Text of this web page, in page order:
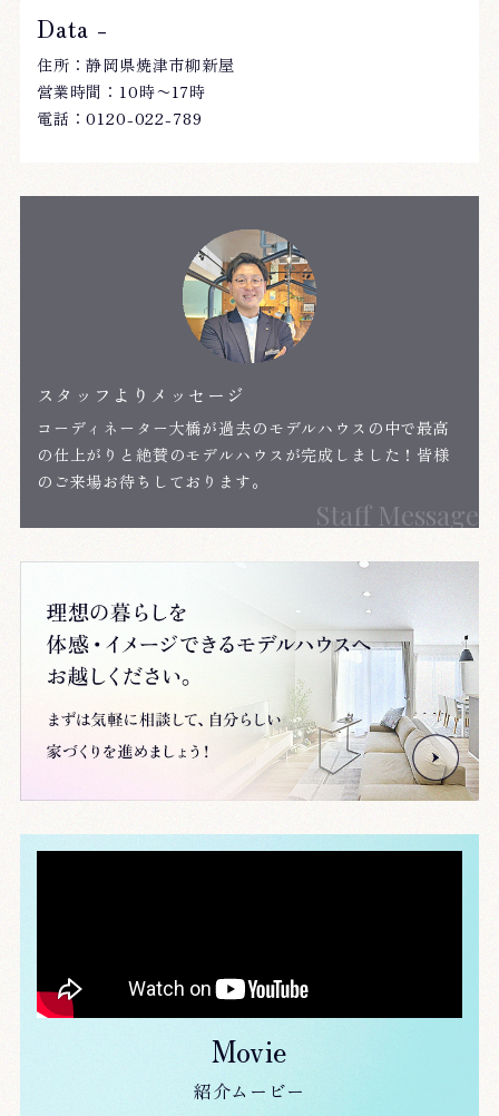
Data -
住所：静岡県焼津市柳新屋
営業時間：10時〜17時
電話：0120-022-789
スタッフよりメッセージ
コーディネーター大橋が過去のモデルハウスの中で最高
の仕上がりと絶賛のモデルハウスが完成しました！皆様
のご来場お待ちしております。
Staff Message
Movie
紹介ムービー